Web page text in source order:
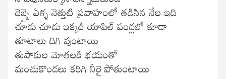
డెబ్భై ఏళ్ళ నెత్తుటి ప్రవాహంలో తడిసిన నేల ఇది
చూడు చూడు ఇక్కడి యాపిల్ పండ్లలో కూడా
తూటాలు దిగి వుంటాయి
తుపాకుల మోతలకి భయంతో
మంచుకొండలు కరిగి నీరై పోతుంటాయి